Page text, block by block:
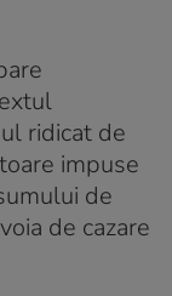
ridicat de
impuse
de
de cazare